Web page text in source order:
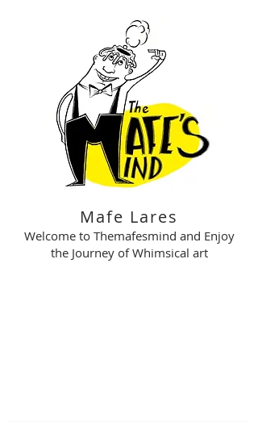
Mafe Lares
Welcome to Themafesmind and Enjoy
the Journey of Whimsical art